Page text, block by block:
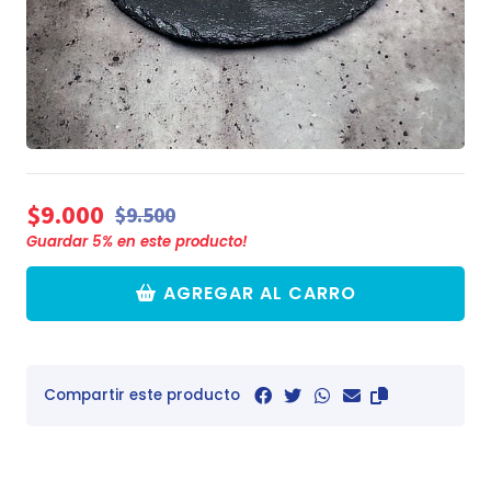
$9.000 $9.500
Guardar5% en este producto!
AGREGAR AL CARRO
Compartir este producto